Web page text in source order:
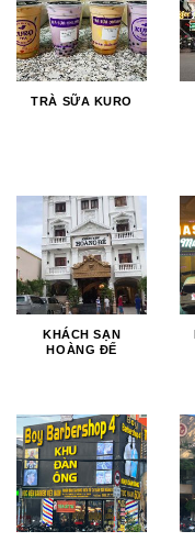
TRÀ SỮA KURO
KHÁCH SẠN
HOÀNG ĐẾ